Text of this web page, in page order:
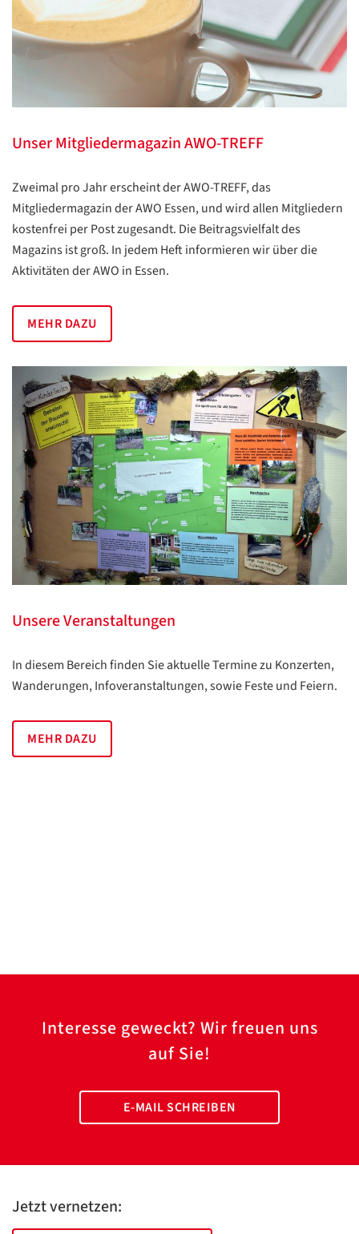
Unser Mitgliedermagazin AWO-TREFF
Zweimal pro Jahr erscheint der AWO-TREFF, das
Mitgliedermagazin der AWO Essen, und wird allen Mitgliedern
kostenfrei per Post zugesandt. Die Beitragsvielfalt des
Magazins ist groß. In jedem Heft informieren wir über die
Aktivitäten der AWO in Essen.
MEHR DAZU
Unsere Veranstaltungen
In diesem Bereich finden Sie aktuelle Termine zu Konzerten,
Wanderungen, Infoveranstaltungen, sowie Feste und Feiern.
MEHR DAZU
Interesse geweckt? Wir freuen uns
auf Sie!
E-MAIL SCHREIBEN
Jetzt vernetzen:
ZURÜCK
Translate
ZURÜCK